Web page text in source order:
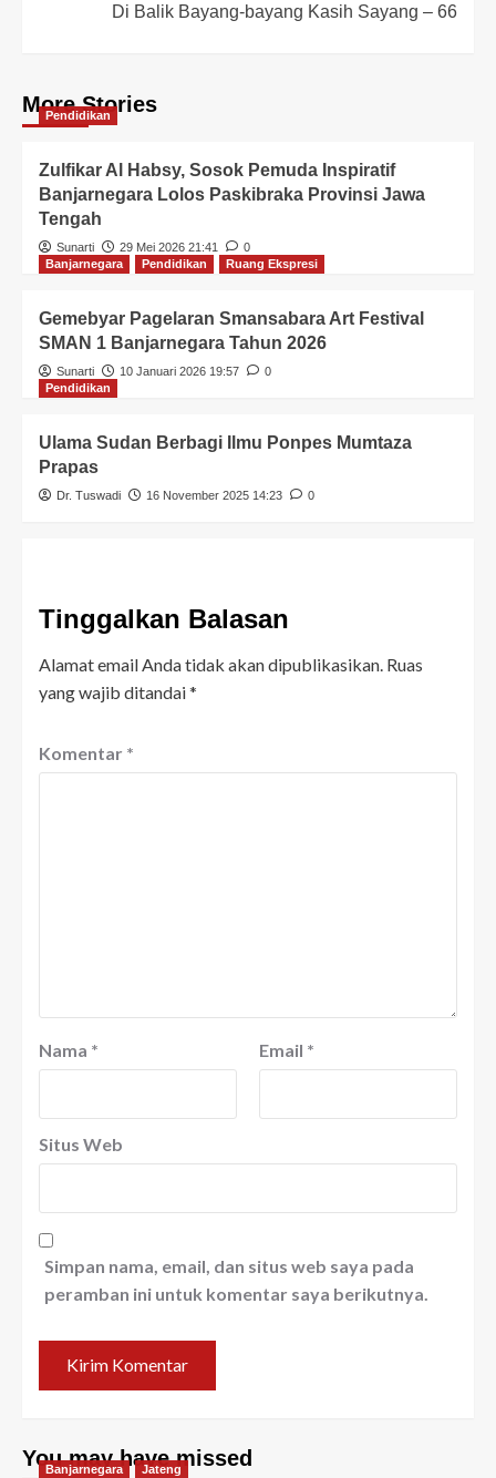
Di Balik Bayang-bayang Kasih Sayang – 66
More Stories
Pendidikan
Zulfikar Al Habsy, Sosok Pemuda Inspiratif
Banjarnegara Lolos Paskibraka Provinsi Jawa
Tengah
Sunarti 29 Mei 2026 21:41
0
Banjarnegara
Pendidikan Ruang Ekspresi
Gemebyar Pagelaran Smansabara Art Festival
SMAN 1 Banjarnegara Tahun 2026
Sunarti 10 Januari 2026 19:57
0
Pendidikan
Ulama Sudan Berbagi Ilmu Ponpes Mumtaza
Prapas
Dr. Tuswadi 16 November 2025 14:23 0
Tinggalkan Balasan
Alamat email Anda tidak akan dipublikasikan. Ruas
yang wajib ditandai*
Komentar *
Nama * Email *
Situs Web
Simpan nama, email, dan situs web saya pada
peramban ini untuk komentar saya berikutnya.
You may have missed
Banjarnegara Jateng